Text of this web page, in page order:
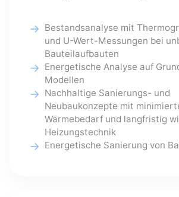
Bestandsanalyse mit
und U-Wert-Messungen bei
Bauteilaufbauten
Energetische Analyse auf
Modellen
Nachhaltige Sanierungs- und
Neubaukonzepte mit
Wärmebedarf und langfristig
Heizungstechnik
Energetische Sanierung von